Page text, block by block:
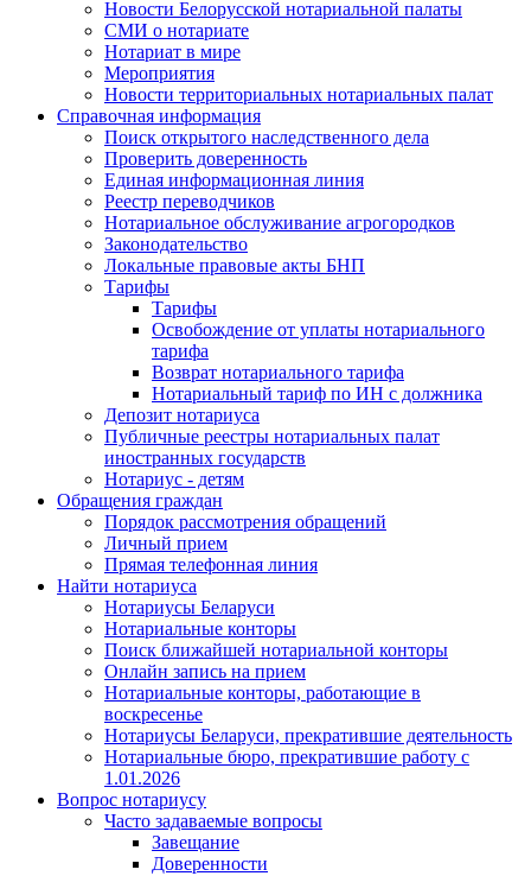
Новости Белорусской нотариальной палаты
СМИ о нотариате
Нотариат в мире
Мероприятия
Новости территориальных нотариальных палат
Справочная информация
Поиск открытого наследственного дела
Проверить доверенность
Единая информационная линия
Реестр переводчиков
Нотариальное обслуживание агрогородков
Законодательство
Локальные правовые акты БНП
Тарифы
Тарифы
Освобождение от уплаты нотариального
тарифа
Возврат нотариального тарифа
Нотариальный тариф по ИН с должника
Депозит нотариуса
Публичные реестры нотариальных палат
иностранных государств
Нотариус - детям
Обращения граждан
Порядок рассмотрения обращений
Личный прием
Прямая телефонная линия
Найти нотариуса
Нотариусы Беларуси
Нотариальные конторы
Поиск ближайшей нотариальной конторы
Онлайн запись на прием
Нотариальные конторы, работающие в
воскресенье
Нотариусы Беларуси, прекратившие деятельность
Нотариальные бюро, прекратившие работу с
1.01.2026
Вопрос нотариусу
Часто задаваемые вопросы
Завещание
Доверенности